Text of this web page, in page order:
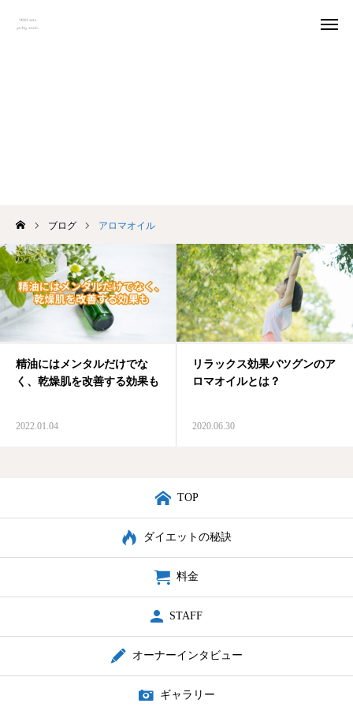
ブログ アロマオイル
精油にはメンタルだけでな
く、乾燥肌を改善する効果も
2022.01.04
リラックス効果バツグンのア
ロマオイルとは？
2020.06.30
TOP
ダイエットの秘訣
料金
STAFF
オーナーインタビュー
ギャラリー
トップページ
ごあいさつ
MENU
オーナー紹介
店舗紹介
予約・アクセス